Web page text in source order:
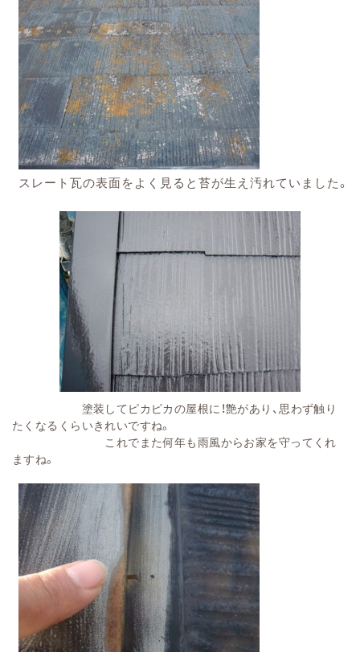
スレート瓦の表面をよく見ると苔が生え汚れていました。
塗装してピカピカの屋根に！艶があり、思わず触り
たくなるくらいきれいですね。
これでまた何年も雨風からお家を守ってくれ
ますね。